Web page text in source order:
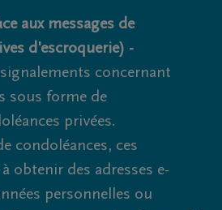
aux messages de
d'escroquerie) -
concernant
sous forme de
privées.
condoléances, ces
obtenir des adresses e-
personnelles ou